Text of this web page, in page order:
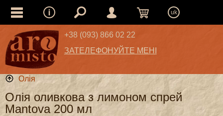
uk
+38 (093) 866 02 22
ЗАТЕЛЕФОНУЙТЕ МЕНІ
Олія
Олія оливкова з лимоном спрей
Mantova 200 мл